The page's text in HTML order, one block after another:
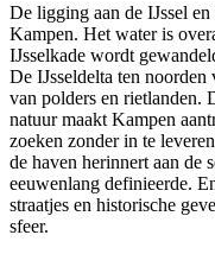
De ligging aan de IJssel
Kampen. Het water is
IJsselkade wordt
De IJsseldelta ten noorden
van polders en rietlanden.
natuur maakt Kampen
zoeken zonder in te
de haven herinnert aan de
eeuwenlang definieerde.
straatjes en historische
sfeer.